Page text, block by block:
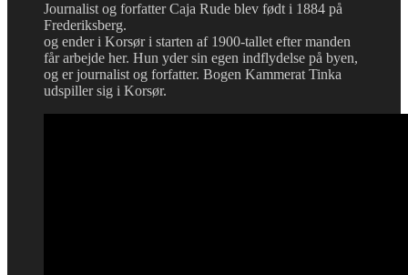
Journalist og forfatter Caja Rude blev født i 1884 på
Frederiksberg.
og ender i Korsør i starten af 1900-tallet efter manden
får arbejde her. Hun yder sin egen indflydelse på byen,
og er journalist og forfatter. Bogen Kammerat Tinka
udspiller sig i Korsør.